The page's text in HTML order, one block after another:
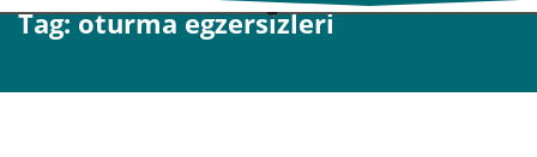
Tag: oturma egzersizleri